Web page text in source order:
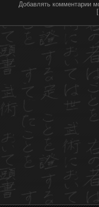
Добавлять комментарии